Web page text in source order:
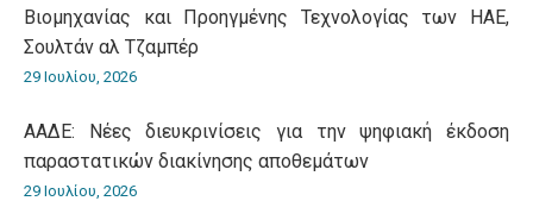
Βιομηχανίας και Προηγμένης Τεχνολογίας των ΗΑΕ,
Σουλτάν αλ Τζαμπέρ
29 Ιουλίου, 2026
ΑΑΔΕ: Νέες διευκρινίσεις για την ψηφιακή έκδοση
παραστατικών διακίνησης αποθεμάτων
29 Ιουλίου, 2026